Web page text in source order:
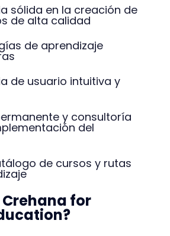
sólida en la creación de
de alta calidad
de aprendizaje
de usuario intuitiva y
y consultoría
del
de cursos y rutas
Crehana for